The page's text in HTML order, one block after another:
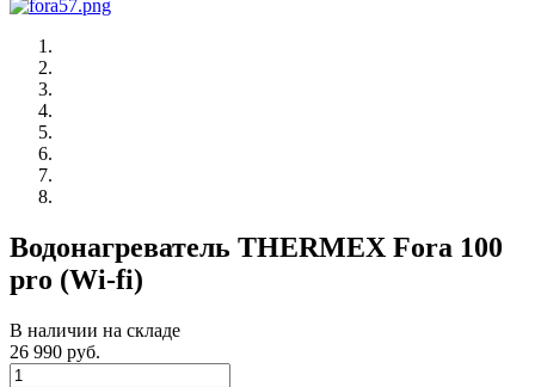
Водонагреватель THERMEX Fora 100
pro (Wi-fi)
В наличии на складе
26 990 руб.